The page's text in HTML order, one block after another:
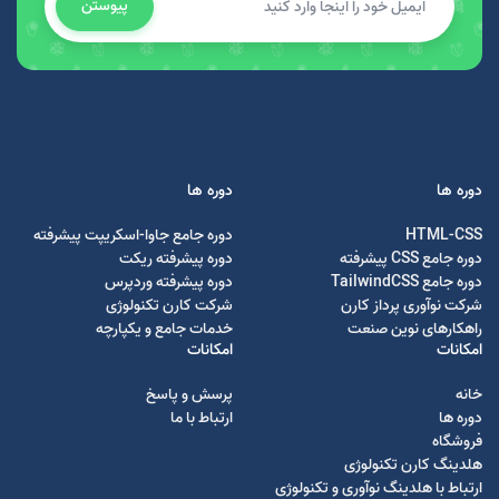
پیوستن
دوره ها
HTML-CSS
دوره جامع CSS پیشرفته
دوره جامع TailwindCSS
شرکت نوآوری پرداز کارن
راهکارهای نوین صنعت
دوره ها
دوره جامع جاوا-اسکریپت پیشرفته
دوره پیشرفته ریکت
دوره پیشرفته وردپرس
شرکت کارن تکنولوژی
خدمات جامع و یکپارچه
امکانات
خانه
دوره ها
فروشگاه
هلدینگ کارن تکنولوژی
ارتباط با هلدینگ نوآوری و تکنولوژی
امکانات
پرسش و پاسخ
ارتباط با ما